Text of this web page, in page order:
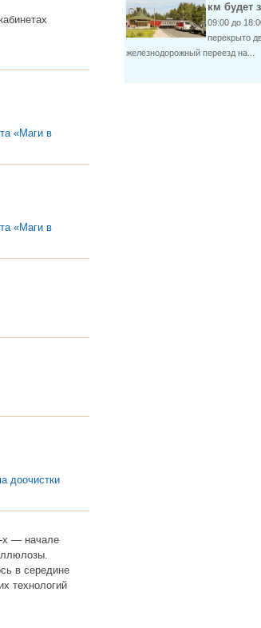
«Маги в
«Маги в
доочистки
х — начале
в середине
технологий
км будет
09:00 до
перекрыто
железнодорожный переезд на...